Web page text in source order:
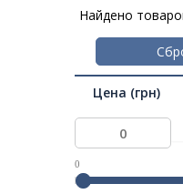
Найдено
Цена (грн)
0